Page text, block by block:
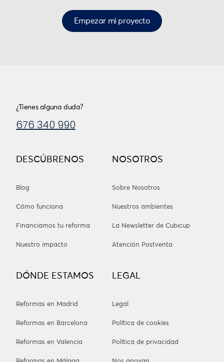
Empezar mi proyecto
DESCÚBRENOS
Blog
Cómo funciona
Financiamos tu reforma
Nuestro impacto
NOSOTROS
Sobre Nosotros
Nuestros ambientes
La Newsletter de Cubicup
Atención Postventa
DÓNDE ESTAMOS
Reformas en Madrid
Reformas en Barcelona
Reformas en Valencia
LEGAL
Legal
Política de cookies
Política de privacidad
¿Tienes alguna duda?
676 340 990